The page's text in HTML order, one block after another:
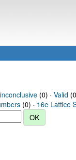
(0) · Valid
(0) · 16e Lattice